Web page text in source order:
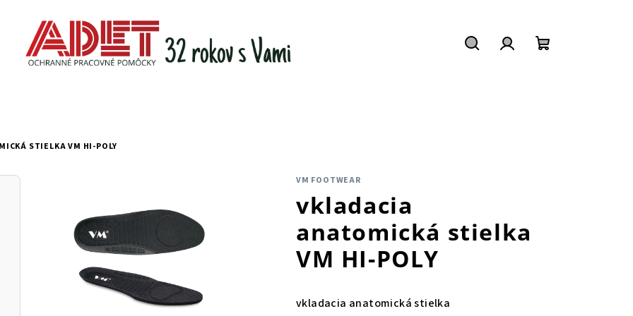
STIELKA VM HI-POLY
VM FOOTWEAR
vkladacia
anatomická stielka
VM HI-POLY
vkladacia anatomická stielka